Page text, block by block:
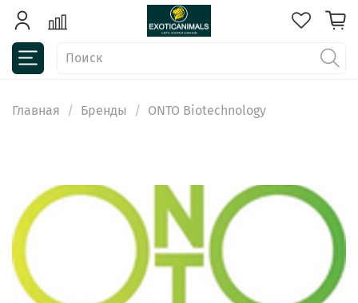
Главная Бренды ONTO Biotechnology